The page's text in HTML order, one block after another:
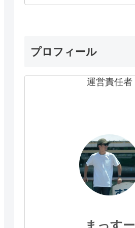
プロフィール
運営責任者